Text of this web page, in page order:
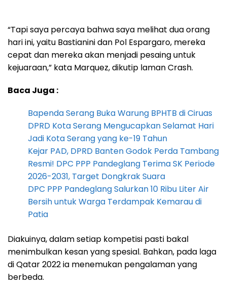
“Tapi saya percaya bahwa saya melihat dua orang
hari ini, yaitu Bastianini dan Pol Espargaro, mereka
cepat dan mereka akan menjadi pesaing untuk
kejuaraan,” kata Marquez, dikutip laman Crash.
Baca Juga :
Bapenda Serang Buka Warung BPHTB di Ciruas
DPRD Kota Serang Mengucapkan Selamat Hari
Jadi Kota Serang yang ke-19 Tahun
Kejar PAD, DPRD Banten Godok Perda Tambang
Resmi! DPC PPP Pandeglang Terima SK Periode
2026-2031, Target Dongkrak Suara
DPC PPP Pandeglang Salurkan 10 Ribu Liter Air
Bersih untuk Warga Terdampak Kemarau di
Patia
Diakuinya, dalam setiap kompetisi pasti bakal
menimbulkan kesan yang spesial. Bahkan, pada laga
di Qatar 2022 ia menemukan pengalaman yang
berbeda.